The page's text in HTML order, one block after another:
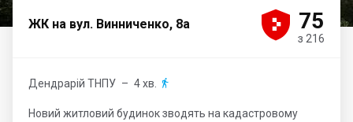
ЖК на вул. Винниченко, 8а 



 75
з 216
Дендрарій ТНПУ – 4 хв. 
Новий житловий будинок зводять на кадастровому